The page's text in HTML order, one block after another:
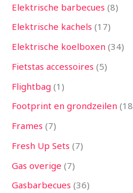
Elektrische barbecues 8
Elektrische kachels 17
Elektrische koelboxen 34
Fietstas accessoires 5
Flightbag 1
Footprint en grondzeilen 18
Frames 7
Fresh Up Sets 7
Gas overige 7
Gasbarbecues 36